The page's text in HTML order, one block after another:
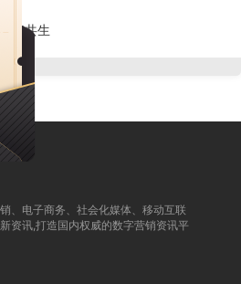
弱碱性之中，弱碱性水为人体健康
技术属国内产品先行者，其硅素源
随地产生硅素水，一经推出，深受
士的喜爱。公司成立与2022年，
产品也非常简便可以很好的对应市
，补硅产品的深度使用也可以深度
状，通过载体使我们的水成为我们
实共生
、电子商务、社会化媒体、移动互联
资讯,打造国内权威的数字营销资讯平